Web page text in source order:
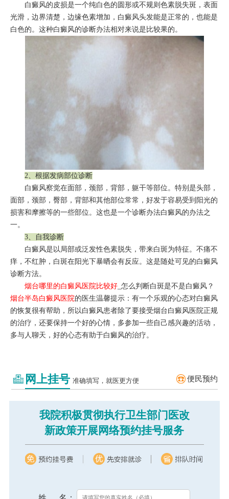
白癜风的皮损是一个纯白色的圆形或不规则色素脱失斑，表面
光滑，边界清楚，边缘色素增加，白癜风头发能是正常的，也能是
白色的。这种白癜风的诊断办法相对来说是比较果的。
2、根据发病部位诊断
白癜风察觉在面部，颈部，背部，躯干等部位。特别是头部，
面部，颈部，臀部，背部和其他部位常常，好发于容易受到阳光的
损害和摩擦等的一些部位。这也是一个诊断办法白癜风的办法之
一。
3、自我诊断
白癜风是以局部或泛发性色素脱失，带来白斑为特征。不痛不
痒，不红肿，白斑在阳光下暴晒会有反应。这是随处可见的白癜风
诊断方法。
烟台哪里的白癜风医院比较好_怎么判断白斑是不是白癜风？
烟台半岛白癜风医院的医生温馨提示：有一个乐观的心态对白癜风
的恢复很有帮助，所以白癜风患者除了要接受烟台白癜风医院正规
的治疗，还要保持一个好的心情，多参加一些自己感兴趣的活动，
多与人聊天，好的心态有助于白癜风的治疗。
网上挂号 准确填写，就医更方便 便民预约
我院积极贯彻执行卫生部门医改
新政策开展网络预约挂号服务